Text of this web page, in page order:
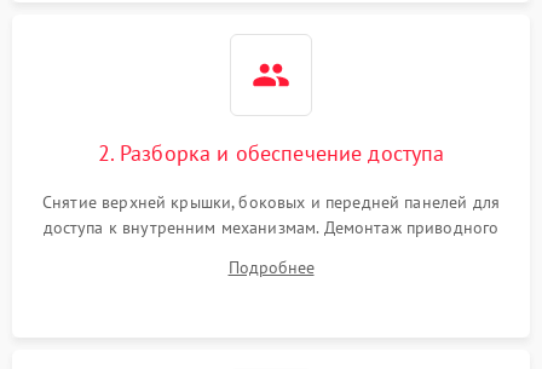
2. Разборка и обеспечение доступа
Снятие верхней крышки, боковых и передней панелей для
доступа к внутренним механизмам. Демонтаж приводного
Обеспечение свободного доступа к ТЭНу, компрессору,
Подробнее